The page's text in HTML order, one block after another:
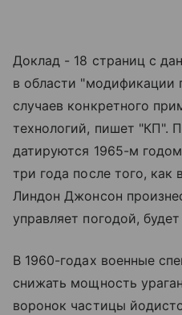
Доклад - 18 страниц с
в области "модификации
случаев конкретного
технологий, пишет "КП".
датируются 1965-м
три года после того,
Линдон Джонсон
управляет погодой,
В 1960-годах военные
снижать мощность
воронок частицы